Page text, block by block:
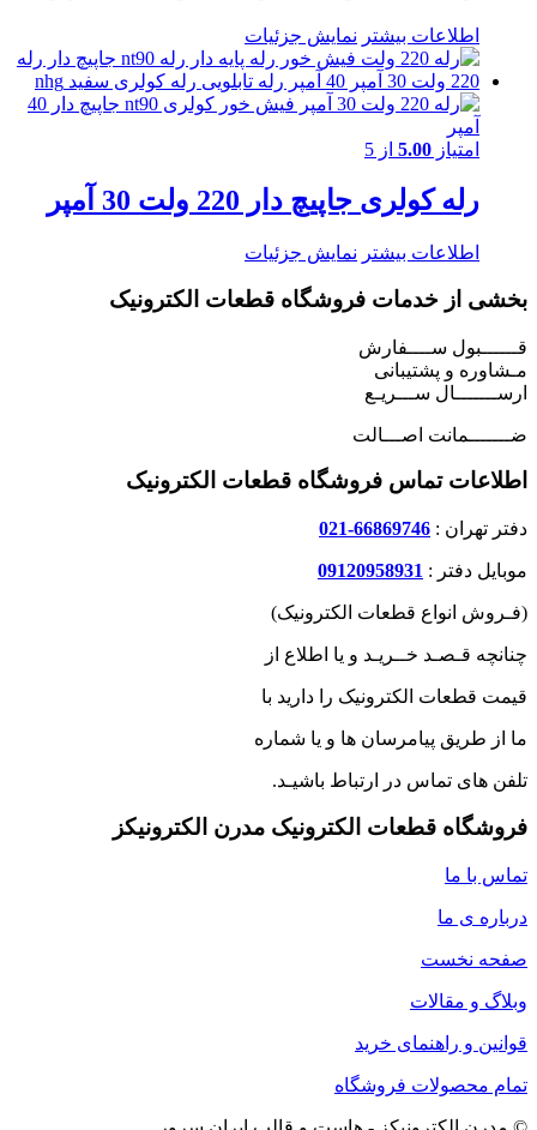
اطلاعات بیشتر نمایش جزئیات
امتیاز 5.00 از 5
رله کولری جاپیچ دار 220 ولت 30 آمپر
اطلاعات بیشتر نمایش جزئیات
بخشی از خدمات فروشگاه قطعات الکترونیک
قــــــبول ســــفارش
مـشاوره و پشتیبانی
ارســـــــال ســـریـع
ضـــــــمانت اصـــالت
اطلاعات تماس فروشگاه قطعات الکترونیک
دفتر تهران : 66869746-021
موبایل دفتر : 09120958931
(فـروش انواع قطعات الکترونیک)
چنانچه قـصـد خــریـد و یا اطلاع از
قیمت قطعات الکترونیک را دارید با
ما از طریق پیامرسان ها و یا شماره
تلفن های تماس در ارتباط باشیـد.
فروشگاه قطعات الکترونیک مدرن الکترونیکز
تماس با ما
درباره ی ما
صفحه نخست
وبلاگ و مقالات
قوانین و راهنمای خرید
تمام محصولات فروشگاه